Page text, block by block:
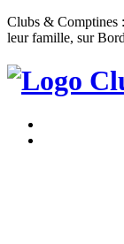
Clubs & Comptines
leur famille, sur
Clubs
Comptines